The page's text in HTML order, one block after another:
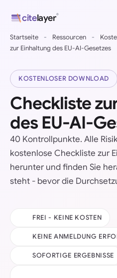
zum
Inhalt
wechseln
citelayer®
Startseite - Ressourcen -
zur Einhaltung des EU-AI-Gesetzes
KOSTENLOSER DOWNLOAD
Checkliste
des EU-AI-
40 Kontrollpunkte. Alle
kostenlose Checkliste zur
herunter und finden Sie
steht - bevor die
FREI - KEINE KOSTEN
KEINE ANMELDUNG
SOFORTIGE ERGEBNISSE